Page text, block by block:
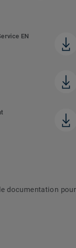
EN
documentation